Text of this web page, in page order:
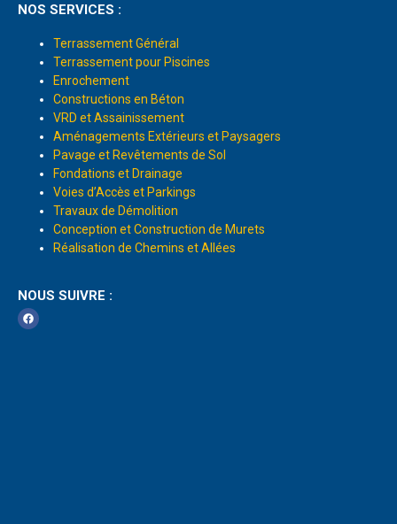
NOS SERVICES :
Terrassement Général
Terrassement pour Piscines
Enrochement
Constructions en Béton
VRD et Assainissement
Aménagements Extérieurs et Paysagers
Pavage et Revêtements de Sol
Fondations et Drainage
Voies d’Accès et Parkings
Travaux de Démolition
Conception et Construction de Murets
Réalisation de Chemins et Allées
NOUS SUIVRE :